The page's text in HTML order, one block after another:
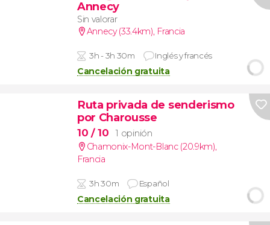
Annecy
Sin valorar
Annecy (33.4km), Francia
3h - 3h 30m Inglés y francés
Cancelación gratuita
Ruta privada de senderismo
por Charousse
10 / 10
1 opinión
Chamonix-Mont-Blanc (20.9km),
Francia
3h 30m Español
Cancelación gratuita